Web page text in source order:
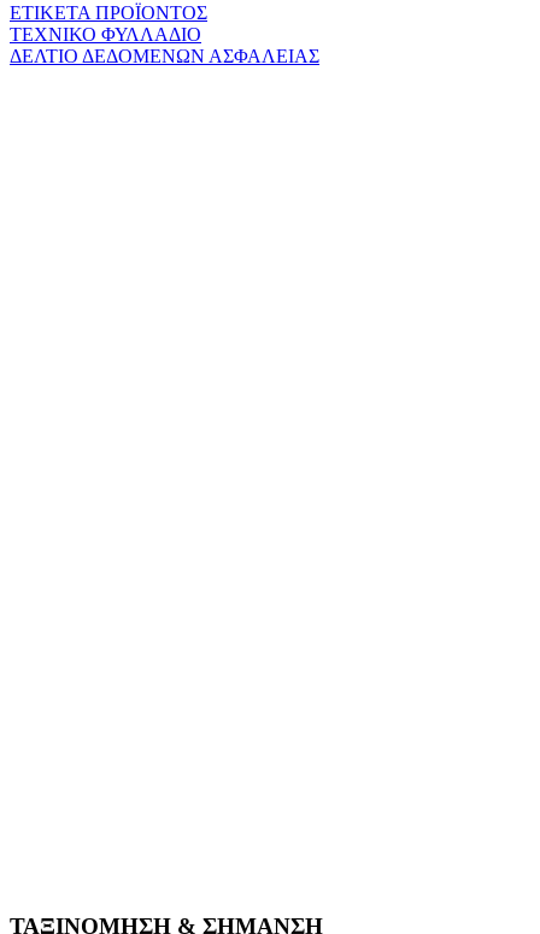
ΕΤΙΚΕΤΑ ΠΡΟΪΟΝΤΟΣ
ΤΕΧΝΙΚΟ ΦΥΛΛΑΔΙΟ
ΔΕΛΤΙΟ ΔΕΔΟΜΕΝΩΝ ΑΣΦΑΛΕΙΑΣ
ΤΑΞΙΝΟΜΗΣΗ & ΣΗΜΑΝΣΗ